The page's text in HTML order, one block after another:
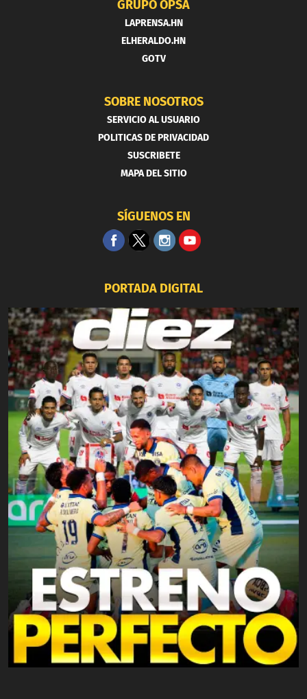
GRUPO OPSA
LAPRENSA.HN
ELHERALDO.HN
GOTV
SOBRE NOSOTROS
SERVICIO AL USUARIO
POLITICAS DE PRIVACIDAD
SUSCRIBETE
MAPA DEL SITIO
SÍGUENOS EN
PORTADA DIGITAL